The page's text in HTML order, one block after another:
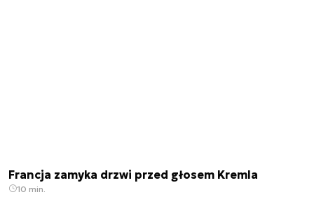
Francja zamyka drzwi przed głosem Kremla
10 min.